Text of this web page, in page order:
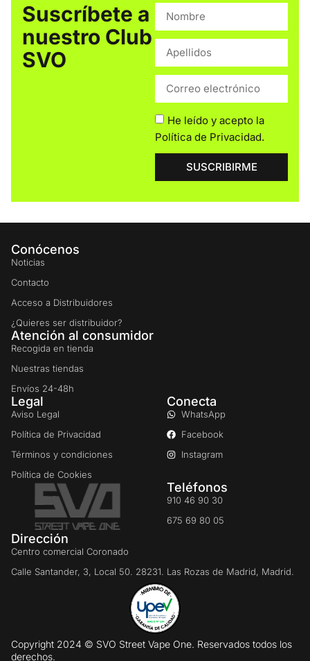
Suscríbete a
nuestro Club
SVO
He leído y acepto la
Política de Privacidad.
SUSCRIBIRME
Conócenos
Noticias
Contacto
Acceso a Distribuidores
¿Quieres ser distribuidor?
Atención al consumidor
Recogida en tienda
Nuestras tiendas
Envíos 24-48h
Legal
Aviso Legal
Política de Privacidad
Términos y condiciones
Política de Cookies
Conecta
WhatsApp
Facebook
Instagram
Teléfonos
910 46 90 30
675 69 80 05
Dirección
Centro comercial Coronado
Calle Santander, 3, Local 50. 28231. Las Rozas de Madrid, Madrid.
Copyright 2024 © SVO Street Vape One. Reservados todos los
derechos.